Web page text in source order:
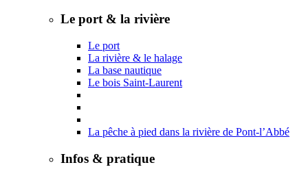
Le port & la rivière
Le port
La rivière & le halage
La base nautique
Le bois Saint-Laurent
La pêche à pied dans la rivière de Pont-l’Abbé
Infos & pratique